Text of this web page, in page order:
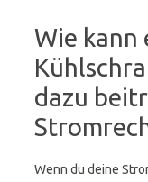
Wie kann
dazu
Wenn du deine